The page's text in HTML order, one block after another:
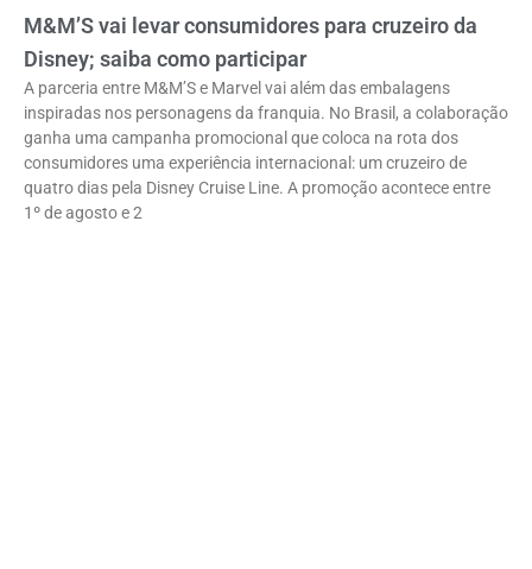
M&M’S vai levar consumidores para cruzeiro da
Disney; saiba como participar
A parceria entre M&M’S e Marvel vai além das embalagens
inspiradas nos personagens da franquia. No Brasil, a colaboração
ganha uma campanha promocional que coloca na rota dos
consumidores uma experiência internacional: um cruzeiro de
quatro dias pela Disney Cruise Line. A promoção acontece entre
1º de agosto e 2